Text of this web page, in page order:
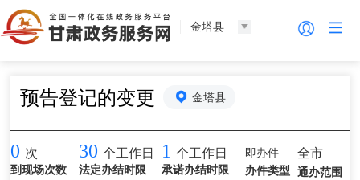
金塔县
预告登记的变更 金塔县
0 次
到现场次数
30 个工作日
法定办结时限
1 个工作日
承诺办结时限
即办件
办件类型
全市
通办范围